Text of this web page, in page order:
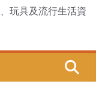
玩具及流行生活資